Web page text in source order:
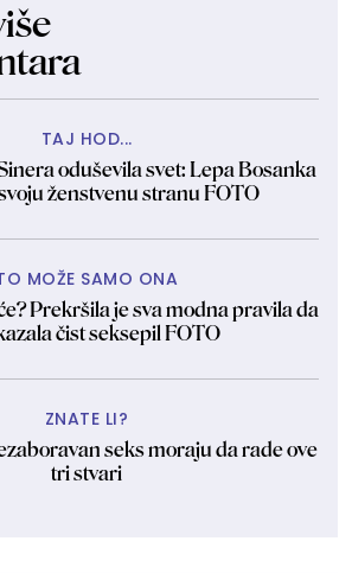
TAJ HOD...
oduševila svet: Lepa Bosanka
ženstvenu stranu FOTO
MOŽE SAMO ONA
Prekršila je sva modna pravila da
čist seksepil FOTO
ZNATE LI?
seks moraju da rade ove
tri stvari